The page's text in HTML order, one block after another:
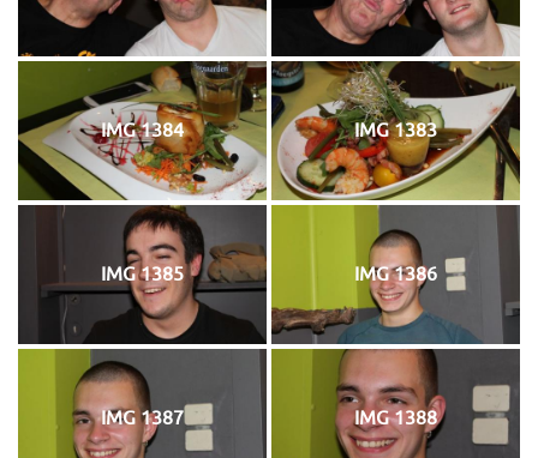
IMG 1384 IMG 1383
IMG 1385 IMG 1386
IMG 1387 IMG 1388